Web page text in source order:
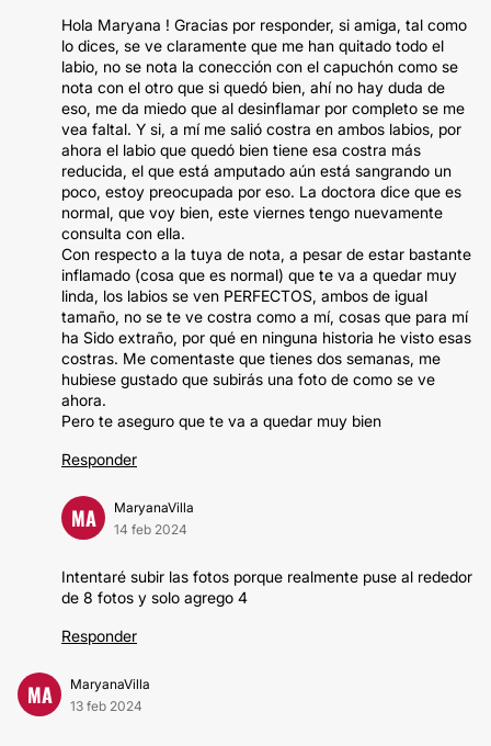
Hola Maryana ! Gracias por responder, si amiga, tal como
lo dices, se ve claramente que me han quitado todo el
labio, no se nota la conección con el capuchón como se
nota con el otro que si quedó bien, ahí no hay duda de
eso, me da miedo que al desinflamar por completo se me
vea faltal. Y si, a mí me salió costra en ambos labios, por
ahora el labio que quedó bien tiene esa costra más
reducida, el que está amputado aún está sangrando un
poco, estoy preocupada por eso. La doctora dice que es
normal, que voy bien, este viernes tengo nuevamente
consulta con ella.
Con respecto a la tuya de nota, a pesar de estar bastante
inflamado (cosa que es normal) que te va a quedar muy
linda, los labios se ven PERFECTOS, ambos de igual
tamaño, no se te ve costra como a mí, cosas que para mí
ha Sido extraño, por qué en ninguna historia he visto esas
costras. Me comentaste que tienes dos semanas, me
hubiese gustado que subirás una foto de como se ve
ahora.
Pero te aseguro que te va a quedar muy bien
Responder
MA
MaryanaVilla
14 feb 2024
Intentaré subir las fotos porque realmente puse al rededor
de 8 fotos y solo agrego 4
Responder
MA
MaryanaVilla
13 feb 2024